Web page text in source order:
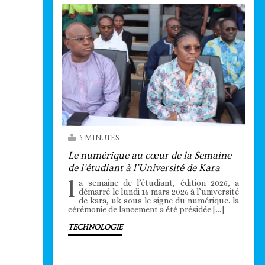
3 MINUTES
Le numérique au cœur de la Semaine
de l’étudiant à l’Université de Kara
l a semaine de l’étudiant, édition 2026, a
démarré le lundi 16 mars 2026 à l’université
de kara, uk sous le signe du numérique. la
cérémonie de lancement a été présidée […]
TECHNOLOGIE